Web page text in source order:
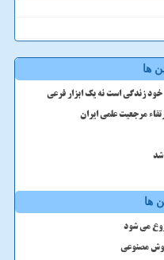
ها
خود زندگی است نه یک ابزار فرعی
مرجعیت علمی ایران
ها
مصنوعی